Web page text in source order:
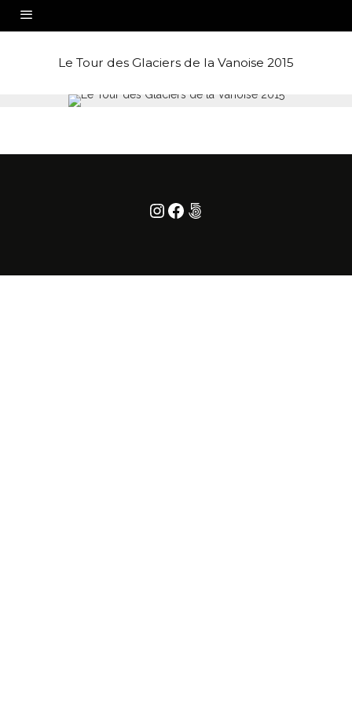
Le Tour des Glaciers de la Vanoise 2015
Instagram
Facebook
500px